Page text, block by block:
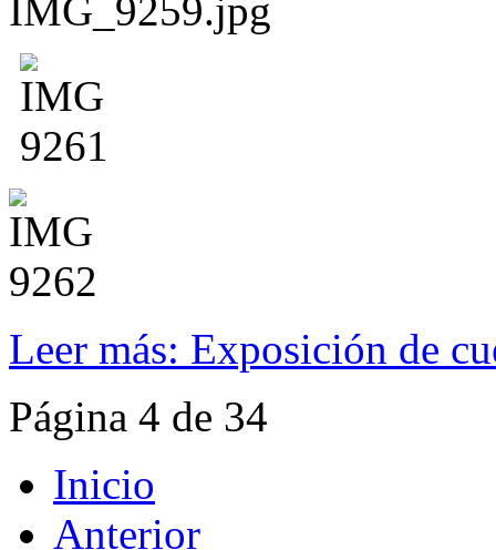
Leer más: Exposición de
Página 4 de 34
Inicio
Anterior